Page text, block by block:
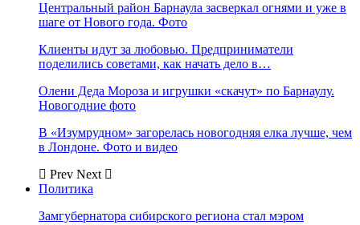
Центральный район Барнаула засверкал огнями и уже в
шаге от Нового года. Фото
Клиенты идут за любовью. Предприниматели
поделились советами, как начать дело в…
Олени Деда Мороза и игрушки «скачут» по Барнаулу.
Новогодние фото
В «Изумрудном» загорелась новогодняя елка лучше, чем
в Лондоне. Фото и видео
Prev Next
Политика
Замгубернатора сибирского региона стал мэром